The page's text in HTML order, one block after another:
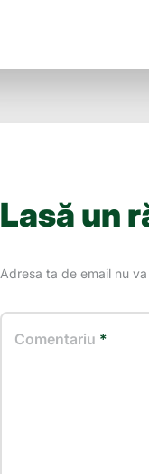
Lasă un
Adresa ta de email nu
Comentariu *